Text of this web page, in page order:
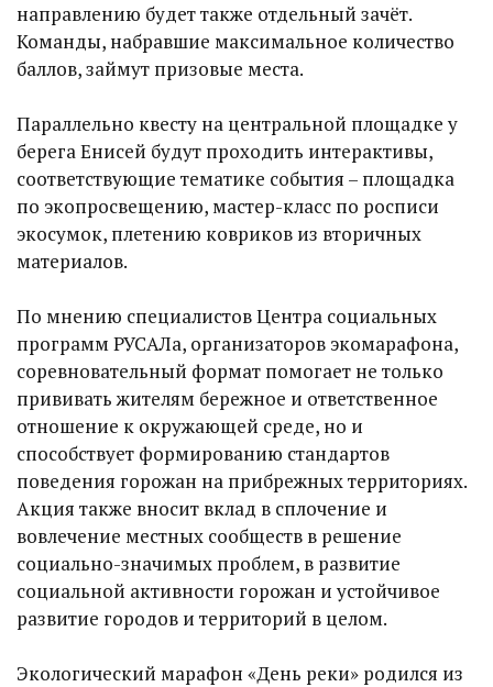
направлению будет также отдельный зачёт.
Команды, набравшие максимальное количество
баллов, займут призовые места.
Параллельно квесту на центральной площадке у
берега Енисей будут проходить интерактивы,
соответствующие тематике события – площадка
по экопросвещению, мастер-класс по росписи
экосумок, плетению ковриков из вторичных
материалов.
По мнению специалистов Центра социальных
программ РУСАЛа, организаторов экомарафона,
соревновательный формат помогает не только
прививать жителям бережное и ответственное
отношение к окружающей среде, но и
способствует формированию стандартов
поведения горожан на прибрежных территориях.
Акция также вносит вклад в сплочение и
вовлечение местных сообществ в решение
социально-значимых проблем, в развитие
социальной активности горожан и устойчивое
развитие городов и территорий в целом.
Экологический марафон «День реки» родился из